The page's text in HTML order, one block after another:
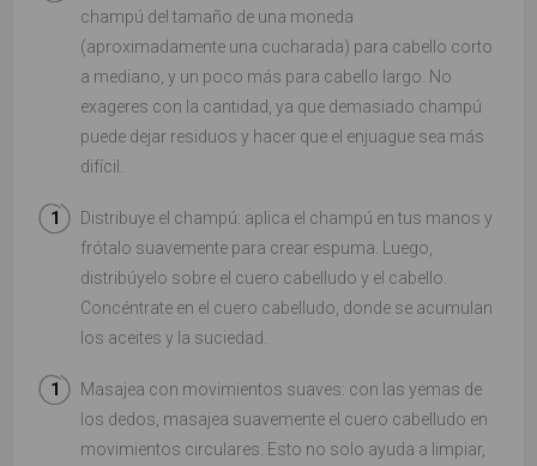
champú del tamaño de una moneda
(aproximadamente una cucharada) para cabello corto
a mediano, y un poco más para cabello largo. No
exageres con la cantidad, ya que demasiado champú
puede dejar residuos y hacer que el enjuague sea más
difícil.
Distribuye el champú: aplica el champú en tus manos y
frótalo suavemente para crear espuma. Luego,
distribúyelo sobre el cuero cabelludo y el cabello.
Concéntrate en el cuero cabelludo, donde se acumulan
los aceites y la suciedad.
Masajea con movimientos suaves: con las yemas de
los dedos, masajea suavemente el cuero cabelludo en
movimientos circulares. Esto no solo ayuda a limpiar,